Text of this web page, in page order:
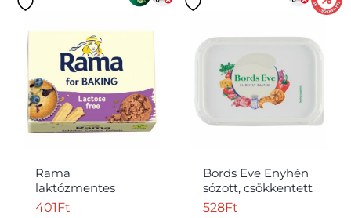
Rama
laktózmentes
sütőmargarin 250
401Ft
Bords Eve Enyhén
sózott, csökkentett
zsírtartalmú
528Ft